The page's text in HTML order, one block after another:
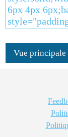
Vue principale